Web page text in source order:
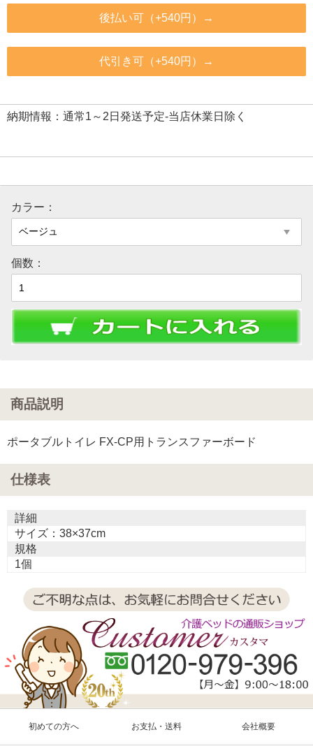
後払い可（+540円）→
代引き可（+540円）→
納期情報：通常1～2日発送予定-当店休業日除く
カラー：
個数：
商品説明
ポータブルトイレ FX-CP用トランスファーボード
仕様表
詳細
サイズ：38×37cm
規格
1個
初めての方へ お支払・送料 会社概要